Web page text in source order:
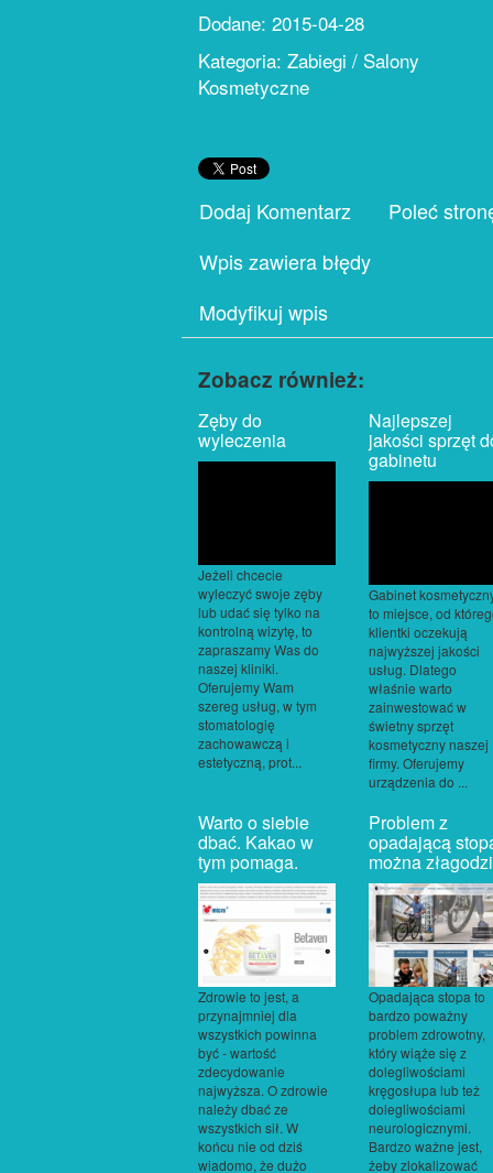
Dodane: 2015-04-28
Kategoria: Zabiegi / Salony
Kosmetyczne
Dodaj Komentarz
Poleć
Wpis zawiera błędy
Modyfikuj wpis
Zobacz również:
Zęby do
wyleczenia
Jeżeli chcecie
wyleczyć swoje zęby
lub udać się tylko na
kontrolną wizytę, to
zapraszamy Was do
naszej kliniki.
Oferujemy Wam
szereg usług, w tym
stomatologię
zachowawczą i
estetyczną, prot...
Najlepszej
jakości sprzęt
gabinetu
Gabinet
to miejsce, od
klientki oczekują
najwyższej jakości
usług. Dlatego
właśnie warto
zainwestować w
świetny sprzęt
kosmetyczny naszej
firmy. Oferujemy
urządzenia do ...
Warto o siebie
dbać. Kakao w
tym pomaga.
Zdrowie to jest, a
przynajmniej dla
wszystkich powinna
być - wartość
zdecydowanie
najwyższa. O zdrowie
należy dbać ze
wszystkich sił. W
końcu nie od dziś
wiadomo, że dużo
Problem z
opadającą
można
Opadająca stopa to
bardzo poważny
problem zdrowotny,
który wiąże się z
dolegliwościami
kręgosłupa lub też
dolegliwościami
neurologicznymi.
Bardzo ważne jest,
żeby zlokalizować